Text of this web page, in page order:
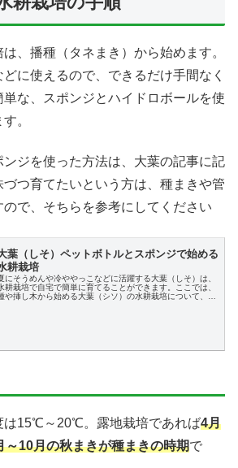
、播種（タネまき）から始めます。
に使えるので、できるだけ手間なく
な、スポンジとハイドロボールを使
。
ジを使った方法は、大葉の記事に記
つ育てたいという方は、種まきや管
で、そちらを参考にしてください
葉（しそ）ペットボトルとスポンジで始める
耕栽培
にそうめんや冷ややっこなどに活躍する大葉（しそ）は、
耕栽培で自宅で簡単に育てることができます。ここでは、
や挿し木から始める大葉（シソ）の水耕栽培について、ペ
は15℃～20℃。露地栽培であれば4月
～10月の秋まきが種まきの時期で